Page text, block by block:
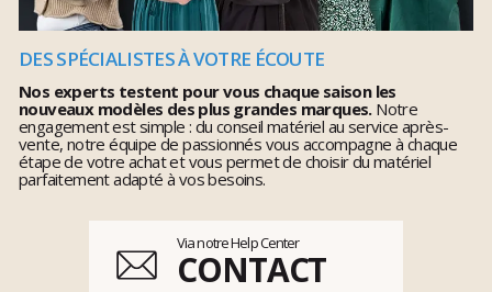
DES SPÉCIALISTES À VOTRE ÉCOUTE
Nos experts testent pour vous chaque saison les
nouveaux modèles des plus grandes marques.Notre
engagement est simple : du conseil matériel au service après-
vente, notre équipe de passionnés vous accompagne à chaque
étape de votre achat et vous permet de choisir du matériel
parfaitement adapté à vos besoins.
Via notre Help Center
CONTACT